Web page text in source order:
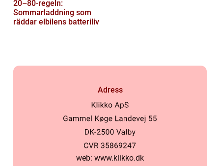
20–80-regeln:
Sommarladdning som
räddar elbilens batteriliv
Adress
web: www.klikko.dk